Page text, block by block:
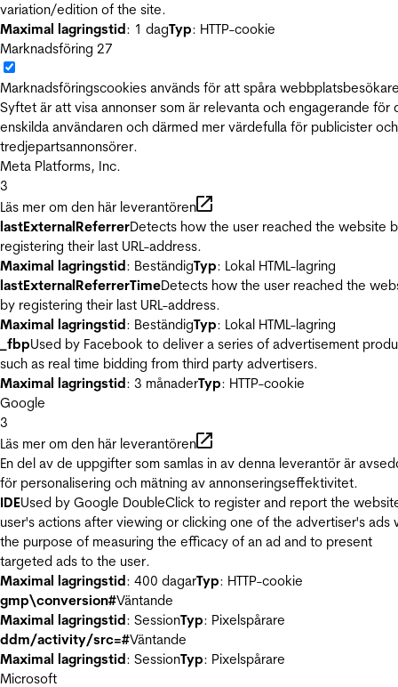
variation/edition of the site.
Maximal lagringstid: 1 dagTyp: HTTP-cookie
Marknadsföring 27
Marknadsföringscookies används för att spåra
Syftet är att visa annonser som är relevanta och engagerande för
enskilda användaren och därmed mer värdefulla för publicister och
tredjepartsannonsörer.
Meta Platforms, Inc.
3
Läs mer om den här leverantören
lastExternalReferrerDetects how the user reached the website
registering their last URL-address.
Maximal lagringstid: BeständigTyp: Lokal HTML-lagring
lastExternalReferrerTimeDetects how the user reached the
by registering their last URL-address.
Maximal lagringstid: BeständigTyp: Lokal HTML-lagring
_fbpUsed by Facebook to deliver a series of advertisement
such as real time bidding from third party advertisers.
Maximal lagringstid: 3 månaderTyp: HTTP-cookie
Google
3
Läs mer om den här leverantören
En del av de uppgifter som samlas in av denna leverantör är
för personalisering och mätning av annonseringseffektivitet.
IDEUsed by Google DoubleClick to register and report the
user's actions after viewing or clicking one of the advertiser's ads
the purpose of measuring the efficacy of an ad and to present
targeted ads to the user.
Maximal lagringstid: 400 dagarTyp: HTTP-cookie
gmp\conversion#Väntande
Maximal lagringstid: SessionTyp: Pixelspårare
ddm/activity/src=#Väntande
Maximal lagringstid: SessionTyp: Pixelspårare
Microsoft